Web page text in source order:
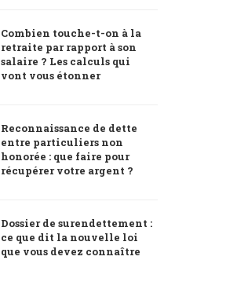
Combien touche-t-on à la
retraite par rapport à son
salaire ? Les calculs qui
vont vous étonner
Reconnaissance de dette
entre particuliers non
honorée : que faire pour
récupérer votre argent ?
Dossier de surendettement :
ce que dit la nouvelle loi
que vous devez connaître